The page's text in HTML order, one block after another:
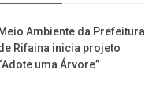
​Meio Ambiente da Prefeitura
Rifaina inicia projeto
uma Árvore”